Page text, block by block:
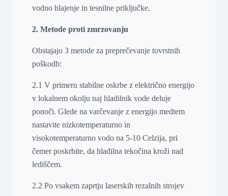
vodno hlajenje in tesnilne priključke.
2. Metode proti zmrzovanju
Obstajajo 3 metode za preprečevanje tovrstnih
poškodb:
2.1 V primeru stabilne oskrbe z električno energijo
v lokalnem okolju naj hladilnik vode deluje
ponoči. Glede na varčevanje z energijo medtem
nastavite nizkotemperaturno in
visokotemperaturno vodo na 5-10 Celzija, pri
čemer poskrbite, da hladilna tekočina kroži nad
lediščem.
2.2 Po vsakem zaprtju laserskih rezalnih strojev